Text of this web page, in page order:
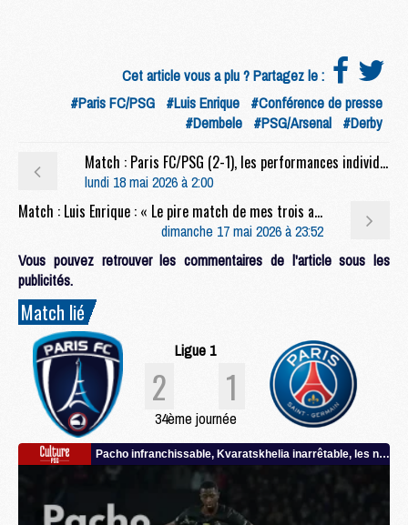
Cet article vous a plu ? Partagez le :
#Paris FC/PSG #Luis Enrique #Conférence de presse
#Dembele #PSG/Arsenal #Derby
Match : Paris FC/PSG (2-1), les performances individuelles
lundi 18 mai 2026 à 2:00
Match : Luis Enrique : « Le pire match de mes trois années ici »
dimanche 17 mai 2026 à 23:52
Vous pouvez retrouver les commentaires de l'article sous les
publicités.
Match lié
Ligue 1
2 1
34ème journée